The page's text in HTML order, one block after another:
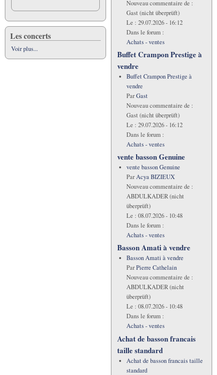
Les concerts
Voir plus...
Nouveau commentaire de :
Gast (nicht überprüft)
Le : 29.07.2026 - 16:12
Dans le forum :
Achats - ventes
Buffet Crampon Prestige à
vendre
Buffet Crampon Prestige à
vendre
ParGast
Nouveau commentaire de :
Gast (nicht überprüft)
Le : 29.07.2026 - 16:12
Dans le forum :
Achats - ventes
vente basson Genuine
vente basson Genuine
ParAcya BIZIEUX
Nouveau commentaire de :
ABDULKADER (nicht
überprüft)
Le : 08.07.2026 - 10:48
Dans le forum :
Achats - ventes
Basson Amati à vendre
Basson Amati à vendre
ParPierre Cathelain
Nouveau commentaire de :
ABDULKADER (nicht
überprüft)
Le : 08.07.2026 - 10:48
Dans le forum :
Achats - ventes
Achat de basson francais
taille standard
Achat de basson francais taille
standard